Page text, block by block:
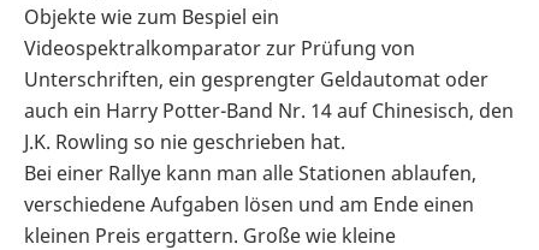
Objekte wie zum Bespiel ein
Videospektralkomparator zur Prüfung von
Unterschriften, ein gesprengter Geldautomat oder
auch ein Harry Potter-Band Nr. 14 auf Chinesisch, den
J.K. Rowling so nie geschrieben hat.
Bei einer Rallye kann man alle Stationen ablaufen,
verschiedene Aufgaben lösen und am Ende einen
kleinen Preis ergattern. Große wie kleine